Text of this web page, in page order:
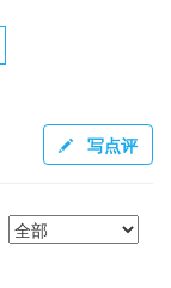
写点评